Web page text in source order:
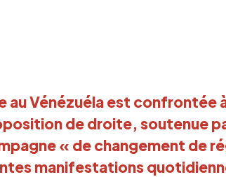
au Vénézuéla est confrontée
de droite, soutenue
« de changement de
manifestations